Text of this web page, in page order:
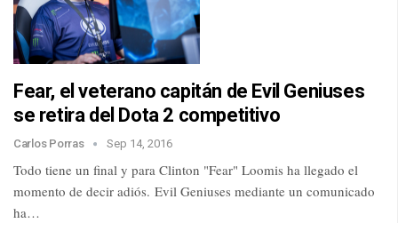
Fear, el veterano capitán de Evil Geniuses
se retira del Dota 2 competitivo
Carlos Porras Sep 14, 2016
Todo tiene un final y para Clinton "Fear" Loomis ha llegado el
momento de decir adiós. Evil Geniuses mediante un comunicado
ha…